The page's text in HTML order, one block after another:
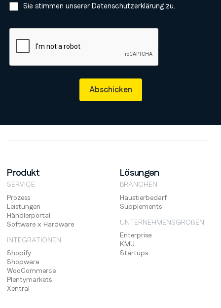
Sie stimmen unserer Datenschutzerklärungzu.
Produkt
SERVICE
Prozess
Leistungen
Händlerportal
Software x Hardware
INTEGRATIONEN
Shopify
Shopware
WooCommerce
Plentymarkets
Xentral
Lösungen
BRANCHEN
Haustierbedarf
Supplements
UNTERNEHMENSGRÖßEN
Enterprise
KMU
Startups